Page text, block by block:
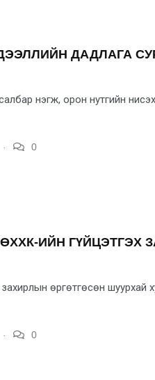
ДАДЛАГА
нэгж, орон нутгийн
0
ИЙН ГҮЙЦЭТГЭХ
өргөтгөсөн шуурхай
0